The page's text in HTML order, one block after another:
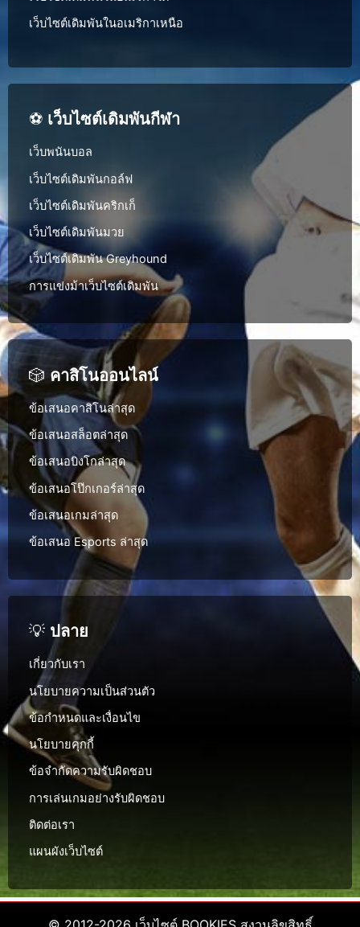
เว็บไซต์เดิมพันในอเมริกาเหนือ
⚽ เว็บไซต์เดิมพันกีฬา
เว็บพนันบอล
เว็บไซต์เดิมพันกอล์ฟ
เว็บไซต์เดิมพันคริกเก็
เว็บไซต์เดิมพันมวย
เว็บไซต์เดิมพัน Greyhound
การแข่งม้าเว็บไซต์เดิมพัน
🎲คาสิโนออนไลน์
ข้อเสนอคาสิโนล่าสุด
ข้อเสนอสล็อตล่าสุด
ข้อเสนอบิงโกล่าสุด
ข้อเสนอโป๊กเกอร์ล่าสุด
ข้อเสนอเกมล่าสุด
ข้อเสนอ Esports ล่าสุด
💡 ปลาย
เกี่ยวกับเรา
นโยบายความเป็นส่วนตัว
ข้อกำหนดและเงื่อนไข
นโยบายคุกกี้
ข้อจำกัดความรับผิดชอบ
การเล่นเกมอย่างรับผิดชอบ
ติดต่อเรา
แผนผังเว็บไซต์